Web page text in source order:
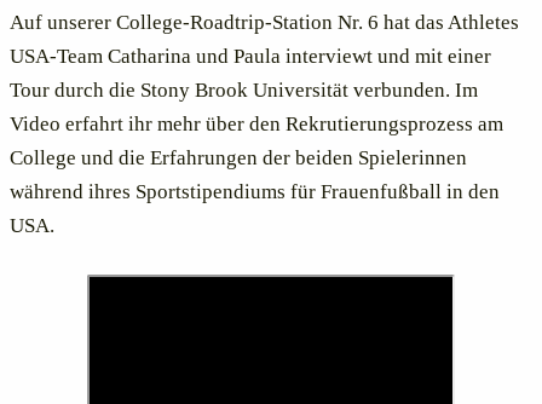
Auf unserer College-Roadtrip-Station Nr. 6 hat das Athletes
USA-Team Catharina und Paula interviewt und mit einer
Tour durch die Stony Brook Universität verbunden. Im
Video erfahrt ihr mehr über den Rekrutierungsprozess am
College und die Erfahrungen der beiden Spielerinnen
während ihres Sportstipendiums für Frauenfußball in den
USA.